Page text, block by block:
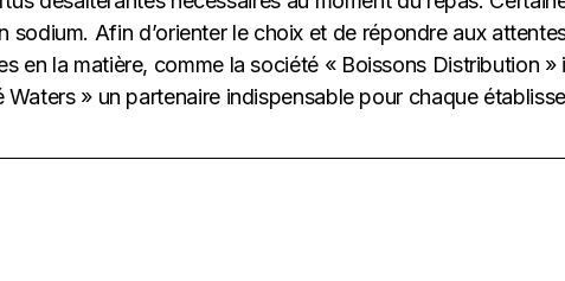
sodium. Afin d’orienter le choix et de répondre aux
en la matière, comme la société « Boissons Distribution
» un partenaire indispensable pour chaque